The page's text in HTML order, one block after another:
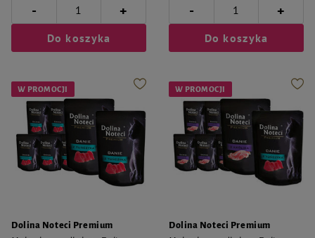
- +
Do koszyka
- +
Do koszyka
W PROMOCJI
Dolina Noteci Premium
W PROMOCJI
Dolina Noteci Premium